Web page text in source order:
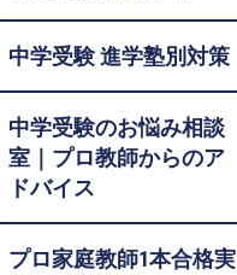
中学受験 進学塾別対策
中学受験のお悩み相談
室｜プロ教師からのア
ドバイス
プロ家庭教師1本合格実